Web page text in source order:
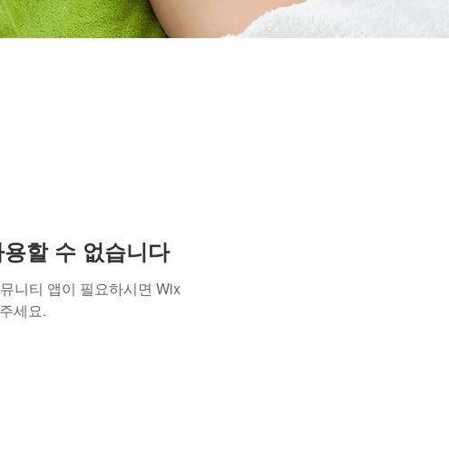
할 수 없습니다
니티 앱이 필요하시면 Wix
세요.